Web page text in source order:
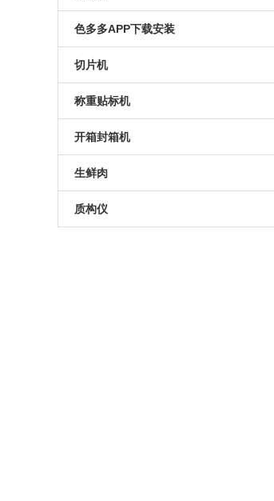
荧光法色多多视频网站入口
食品色多多视频网站入口
便携式色多多视频网站入口
进口色多多视频网站入口
药品色多多视频网站入口
无损色多多视频网站入口
无损色多多在线观看视频
荧光法色多多在线观看视频
在线色多多在线观看视频
食品包装色多多在线观看视频
药品包装色多多在线观看视频
机械旋钮式气体混配器
数字式气体混配器
食品包装气体混配器
透湿仪
透过率测试仪
在线检漏仪
包装检漏仪
无损包装检漏仪
食品包装检漏仪
色多多APP下载安装
预制菜食品色多多APP下载安装
气调色多多APP下载安装
真空贴体色多多APP下载安装
真空色多多APP下载安装
预制托盒色多多APP下载安装
切片机
全自动切片机
手动切片机
称重贴标机
入门级称重贴标机
高性能称重贴标机
开箱封箱机
套袋机
生鲜肉
生鲜肉气调包装品控方案
质构仪